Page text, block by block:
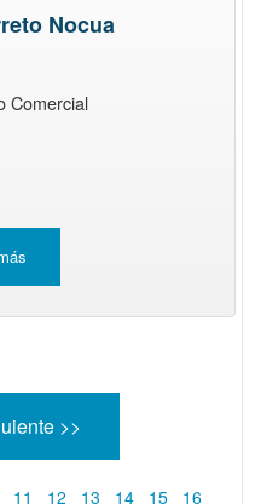
Nocua
Comercial
>>
11 12 13 14 15
16